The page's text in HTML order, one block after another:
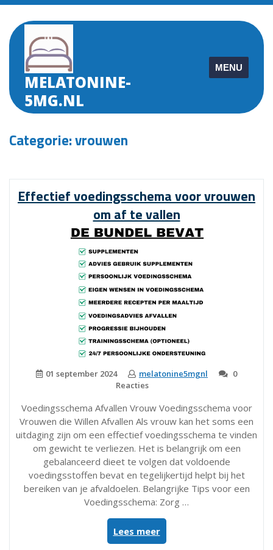
Skip
content
MELATONINE-
5MG.NL
MENU
Categorie:vrouwen
Effectief voedingsschema voor vrouwen
om af te vallen
01 september 2024 melatonine5mgnl
0
Reacties
Voedingsschema Afvallen Vrouw Voedingsschema voor
Vrouwen die Willen Afvallen Als vrouw kan het soms een
uitdaging zijn om een effectief voedingsschema te vinden
om gewicht te verliezen. Het is belangrijk om een
gebalanceerd dieet te volgen dat voldoende
voedingsstoffen bevat en tegelijkertijd helpt bij het
bereiken van je afvaldoelen. Belangrijke Tips voor een
Voedingsschema: Zorg …
Lees meer“Effectief
voedingsschema